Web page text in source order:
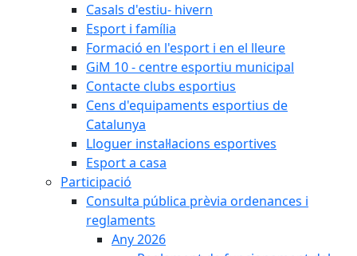
Casals d'estiu- hivern
Esport i família
Formació en l'esport i en el lleure
GiM 10 - centre esportiu municipal
Contacte clubs esportius
Cens d'equipaments esportius de
Catalunya
Lloguer instal·lacions esportives
Esport a casa
Participació
Consulta pública prèvia ordenances i
reglaments
Any 2026